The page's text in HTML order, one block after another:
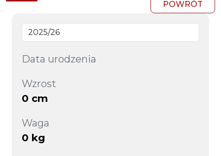
POWRÓT
Data urodzenia
Wzrost
0 cm
Waga
0 kg